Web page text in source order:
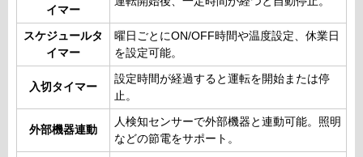
イマー
スケジュールタ
イマー
曜日ごとにON/OFF時間や温度設定、休業日
を設定可能。
入切タイマー
設定時間が経過すると運転を開始または停
止。
外部機器連動
人検知センサーで外部機器と連動可能。照明
などの節電をサポート。